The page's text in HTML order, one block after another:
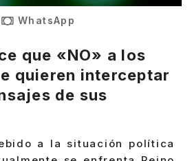
WhatsApp
que «NO» a los
quieren interceptar
de sus
a la situación política